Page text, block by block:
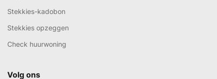
Stekkies-kadobon
Stekkies opzeggen
Check huurwoning
Volg ons